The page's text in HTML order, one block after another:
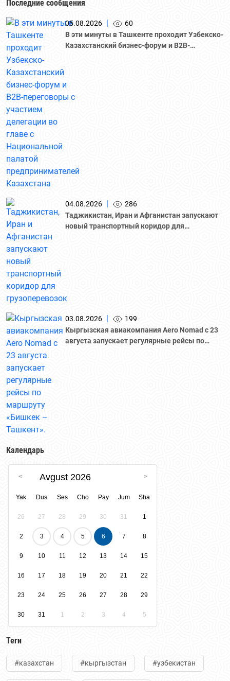
Последние сообщения
05.08.2026 |
60
В эти минуты в Ташкенте проходит Узбекско-
Казахстанский бизнес-форум и B2B-
04.08.2026 |
286
Таджикистан, Иран и Афганистан запускают
новый транспортный коридор для
03.08.2026 |
199
Кыргызская авиакомпания Aero Nomad с 23
августа запускает регулярные рейсы по
Календарь
Avgust 2026
Yak Dus Ses Cho Pay Jum Sha
26 27 28 29 30 31 1
2 3 4 5 6 7 8
9 10 11 12 13 14 15
16 17 18 19 20 21 22
23 24 25 26 27 28 29
30 31 1 2 3 4 5
Теги
#казахстан #кыргызстан #узбекистан